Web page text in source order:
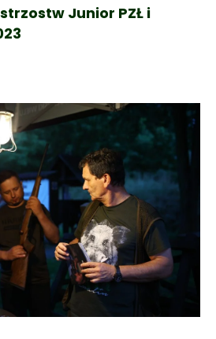
Junior PZŁ i